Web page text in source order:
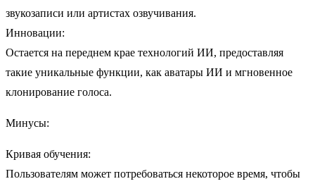
звукозаписи или артистах озвучивания.
Инновации:
Остается на переднем крае технологий ИИ, предоставляя
такие уникальные функции, как аватары ИИ и мгновенное
клонирование голоса.
Минусы:
Кривая обучения:
Пользователям может потребоваться некоторое время, чтобы